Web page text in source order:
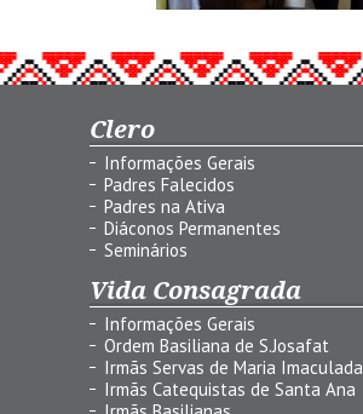
Clero
Informações Gerais
Padres Falecidos
Padres na Ativa
Diáconos Permanentes
Seminários
Vida Consagrada
Informações Gerais
Ordem Basiliana de S.Josafat
Irmãs Servas de Maria Imaculada
Irmãs Catequistas de Santa Ana